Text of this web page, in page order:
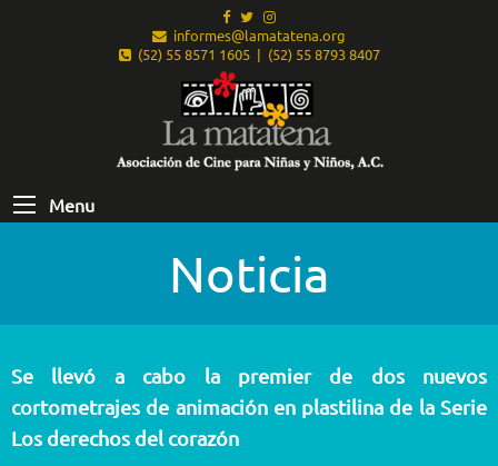
informes@lamatatena.org
(52) 55 8571 1605 | (52) 55 8793 8407
Menu
Noticia
Se llevó a cabo la premier de dos nuevos
cortometrajes de animación en plastilina de la Serie
Los derechos del corazón